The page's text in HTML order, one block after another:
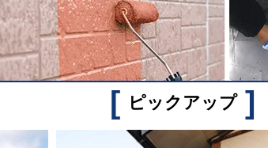
[ ピックアップ ]